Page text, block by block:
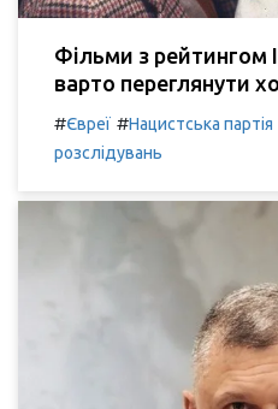
Фільми з рейтингом
варто переглянути
#Євреї #Нацистська партія
розслідувань